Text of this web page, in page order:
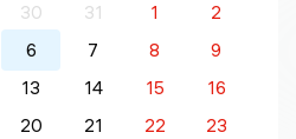
30 31 1
2
6 7 8
9
13 14 15
16
20 21 22
23